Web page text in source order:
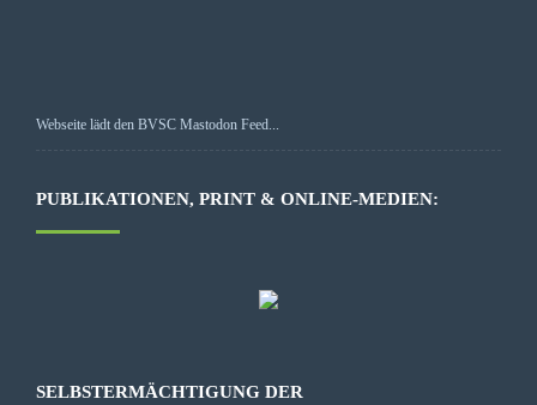
Webseite lädt den BVSC Mastodon Feed...
PUBLIKATIONEN, PRINT & ONLINE-MEDIEN:
SELBSTERMÄCHTIGUNG DER